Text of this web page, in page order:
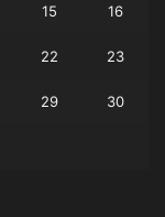
15 16
22 23
29 30